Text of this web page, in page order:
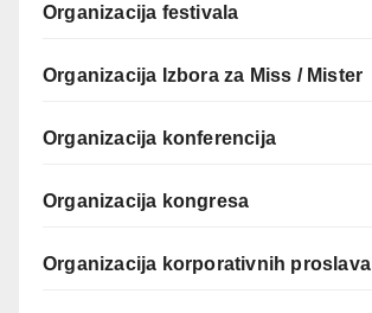
Organizacija festivala
Organizacija Izbora za Miss / Mister
Organizacija konferencija
Organizacija kongresa
Organizacija korporativnih proslava